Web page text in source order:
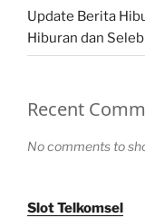
Update Berita
Hiburan dan
Recent
No comments to
Slot Telkomsel